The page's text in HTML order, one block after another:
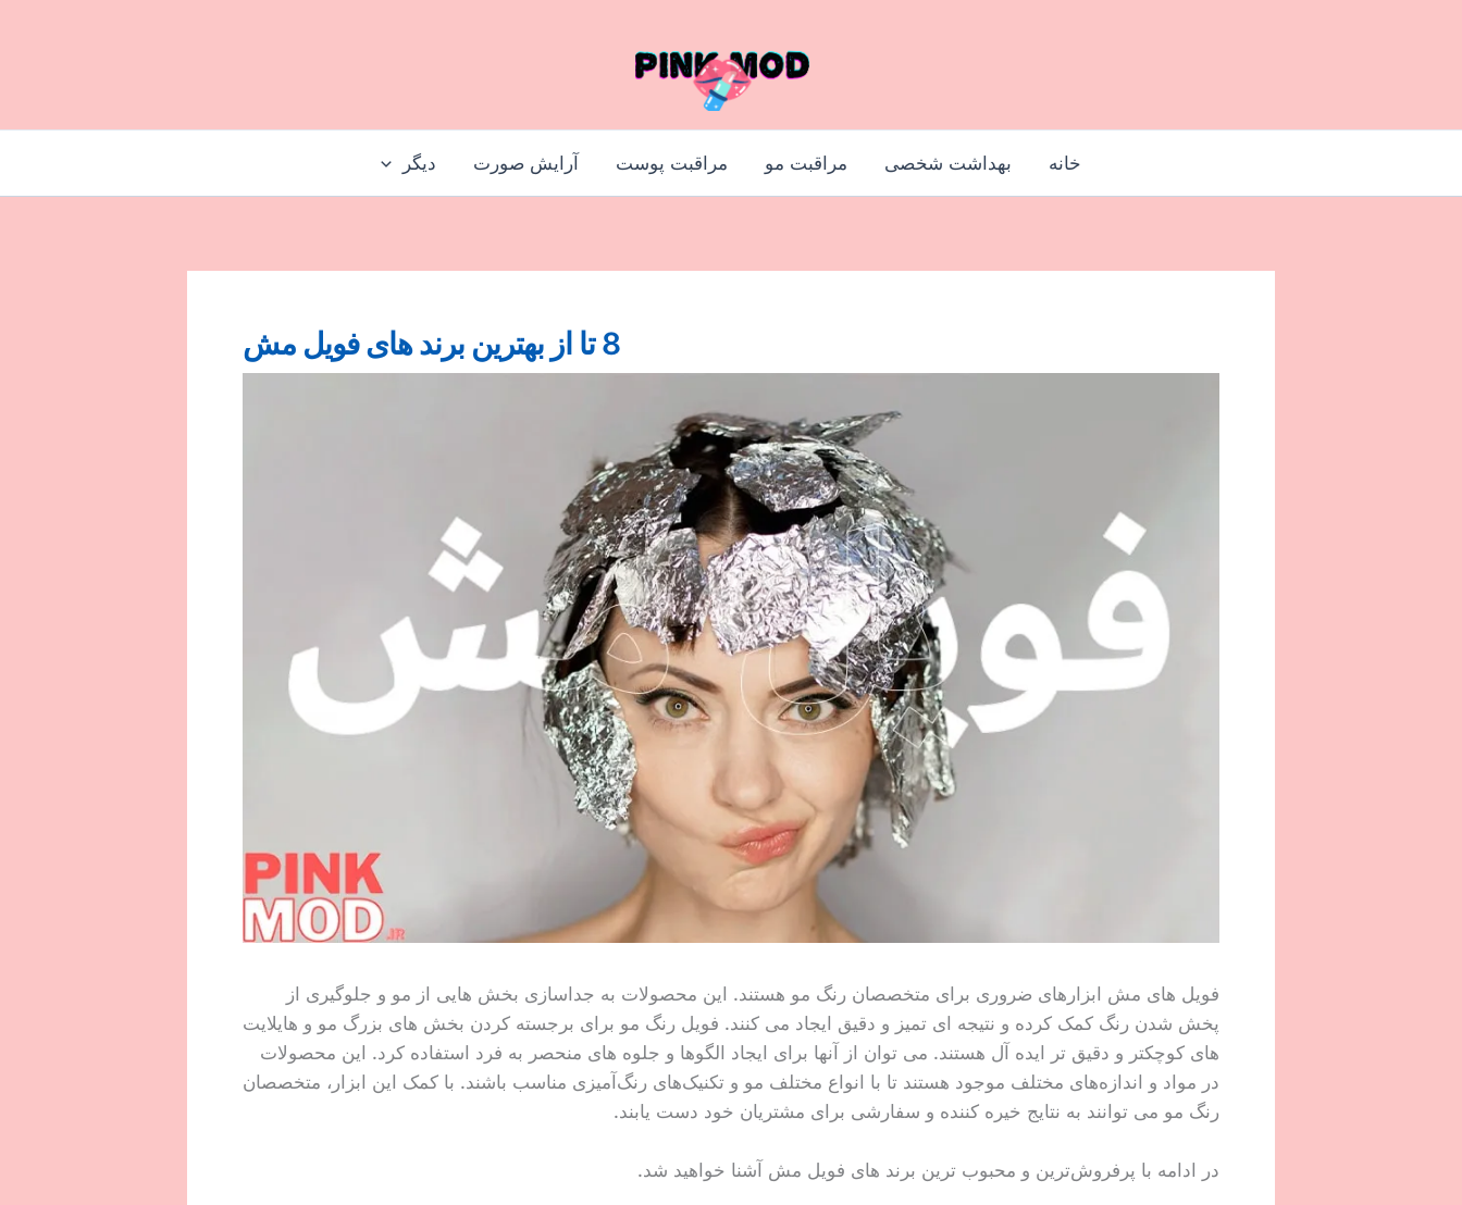
خانه بهداشت شخصی مراقبت مو مراقبت پوست آرایش صورت دیگر
8 تا از بهترین برند های فویل مش
فویل های مش ابزارهای ضروری برای متخصصان رنگ مو هستند. این محصولات به جداسازی بخش هایی از مو و جلوگیری از
پخش شدن رنگ کمک کرده و نتیجه ای تمیز و دقیق ایجاد می کنند. فویل رنگ مو برای برجسته کردن بخش های بزرگ مو و هایلایت
های کوچکتر و دقیق تر ایده آل هستند. می توان از آنها برای ایجاد الگوها و جلوه های منحصر به فرد استفاده کرد. این محصولات
در مواد و اندازه‌های مختلف موجود هستند تا با انواع مختلف مو و تکنیک‌های رنگ‌آمیزی مناسب باشند. با کمک این ابزار، متخصصان
رنگ مو می توانند به نتایج خیره کننده و سفارشی برای مشتریان خود دست یابند.
در ادامه با پرفروش‌ترین و محبوب ترین برند های فویل مش آشنا خواهید شد.